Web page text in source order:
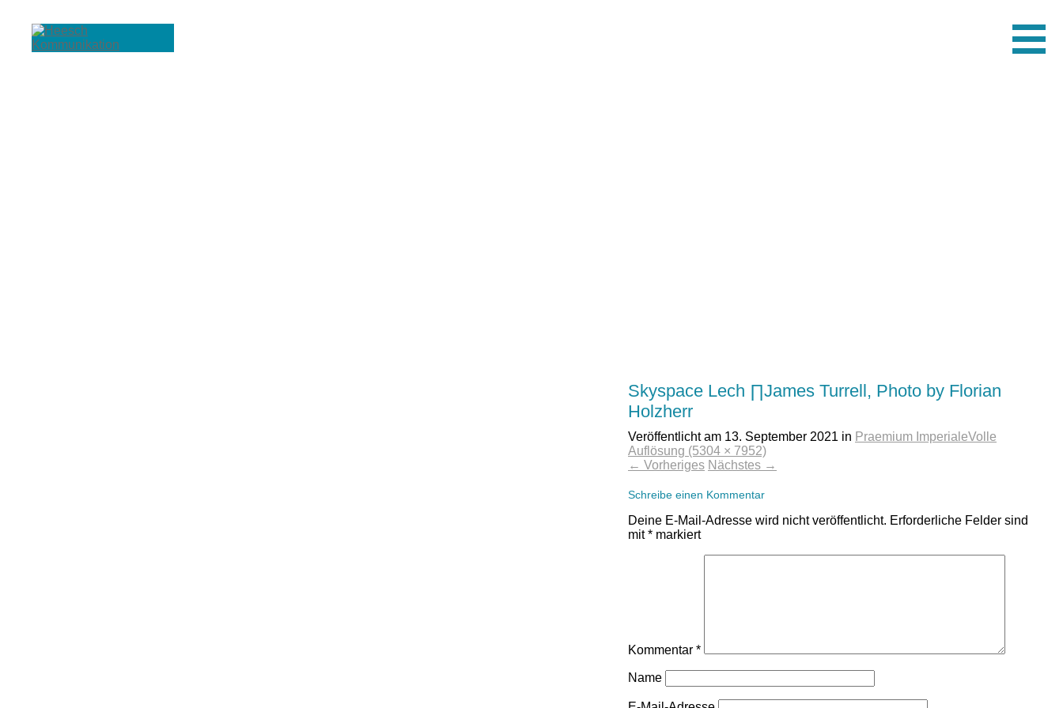
Skyspace Lech ∏James Turrell, Photo by Florian
Holzherr
Veröffentlicht am 13. September 2021 in Praemium ImperialeVolle
Auflösung (5304 × 7952)
← Vorheriges Nächstes →
Schreibe einen Kommentar
Deine E-Mail-Adresse wird nicht veröffentlicht. Erforderliche Felder sind
mit* markiert
Kommentar *
Name